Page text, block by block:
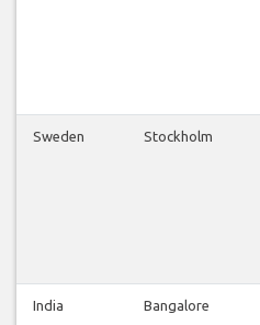
Sweden Stockholm
India Bangalore